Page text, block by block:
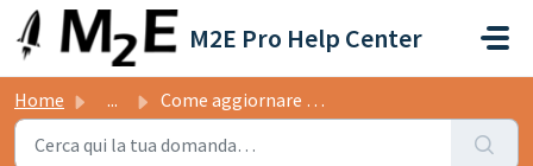
Salta al contenuto principale
M2E Pro Help Center
Home ... Come aggiornare M2E Pro da Adobe Commerce Marketplace (ex...